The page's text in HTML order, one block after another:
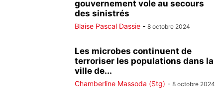
gouvernement vole au secours
des sinistrés
Blaise Pascal Dassie - 8 octobre 2024
Les microbes continuent de
terroriser les populations dans la
ville de...
Chamberline Massoda (Stg) - 8 octobre 2024